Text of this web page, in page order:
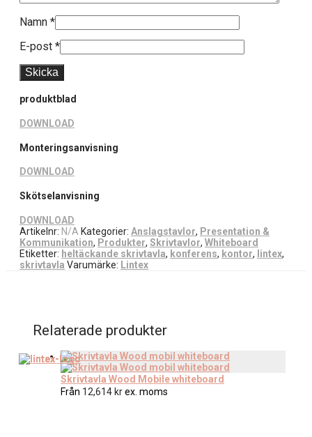
Namn *
E-post *
produktblad
DOWNLOAD
Monteringsanvisning
DOWNLOAD
Skötselanvisning
DOWNLOAD
Artikelnr: N/A Kategorier: Anslagstavlor, Presentation &
Kommunikation, Produkter, Skrivtavlor, Whiteboard
Etiketter: heltäckande skrivtavla, konferens, kontor, lintex,
skrivtavla Varumärke: Lintex
Relaterade produkter
Skrivtavla Wood Mobile whiteboard
Från 12,614 krex. moms